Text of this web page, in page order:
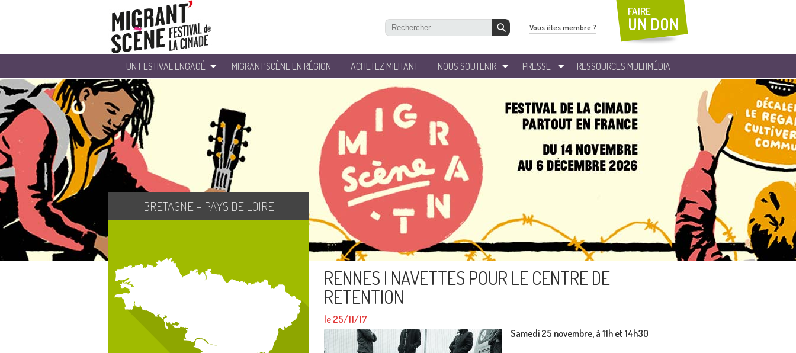
UN FESTIVAL ENGAGÉ MIGRANT’SCÈNE EN RÉGION ACHETEZ MILITANT NOUS SOUTENIR PRESSE RESSOURCES MULTIMÉDIA
Vous êtes membre ?
FAIRE
UN DON
RENNES I NAVETTES POUR LE CENTRE DE
RETENTION
le 25/11/17
Samedi 25 novembre, à 11h et 14h30
BRETAGNE – PAYS DE LOIRE